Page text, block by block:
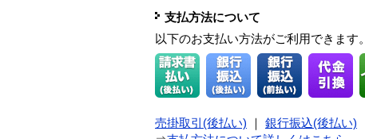
支払方法について
以下のお支払い方法がご利用できます。
売掛取引(後払い) 銀行振込(後払い)